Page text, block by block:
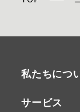
私たちにつ
サービス